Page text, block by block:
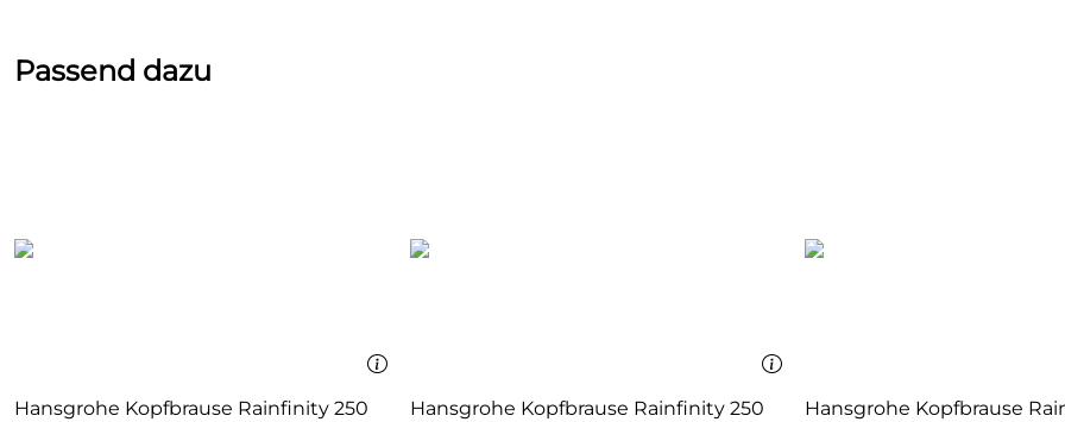
Passend dazu
Hansgrohe Kopfbrause Rainfinity 250
Hansgrohe Kopfbrause Rainfinity 250
Hansgrohe Kopfbrause